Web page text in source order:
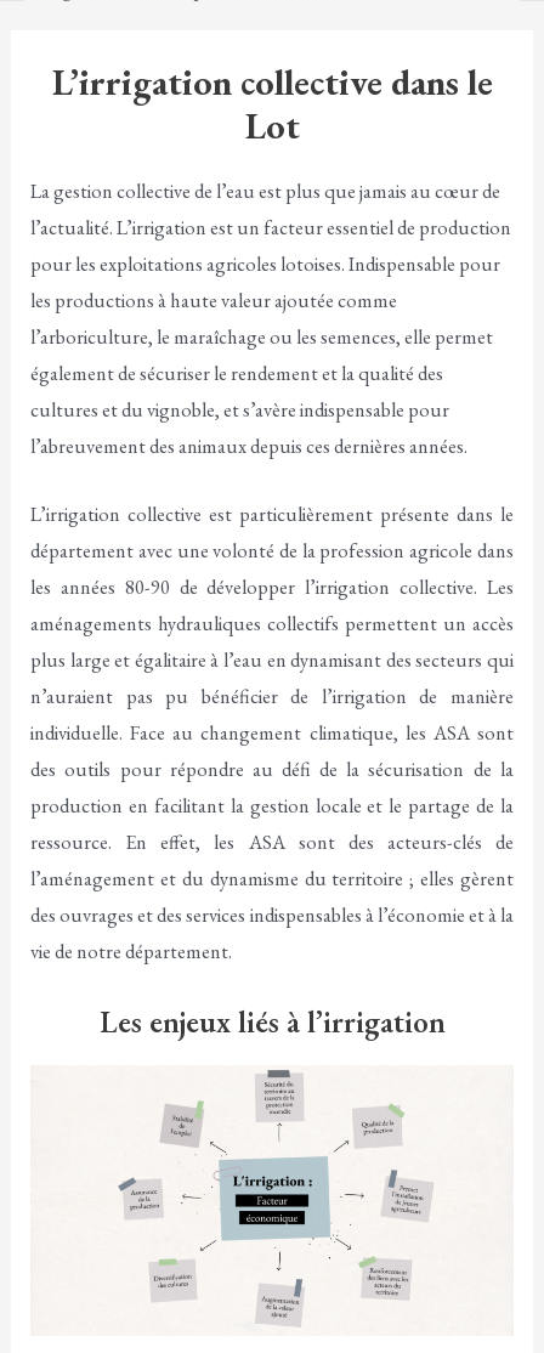
L’irrigation collective dans le
Lot
La gestion collective de l’eau est plus que jamais au cœur de
l’actualité. L’irrigation est un facteur essentiel de production
pour les exploitations agricoles lotoises. Indispensable pour
les productions à haute valeur ajoutée comme
l’arboriculture, le maraîchage ou les semences, elle permet
également de sécuriser le rendement et la qualité des
cultures et du vignoble, et s’avère indispensable pour
l’abreuvement des animaux depuis ces dernières années.
L’irrigation collective est particulièrement présente dans le
département avec une volonté de la profession agricole dans
les années 80-90 de développer l’irrigation collective. Les
aménagements hydrauliques collectifs permettent un accès
plus large et égalitaire à l’eau en dynamisant des secteurs qui
n’auraient pas pu bénéficier de l’irrigation de manière
individuelle. Face au changement climatique, les ASA sont
des outils pour répondre au défi de la sécurisation de la
production en facilitant la gestion locale et le partage de la
ressource. En effet, les ASA sont des acteurs-clés de
l’aménagement et du dynamisme du territoire ; elles gèrent
des ouvrages et des services indispensables à l’économie et à la
vie de notre département.
Les enjeux liés à l’irrigation